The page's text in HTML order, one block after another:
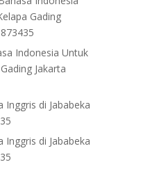
Gading
Indonesia Untuk
Jakarta
Inggris di Jababeka
Inggris di Jababeka